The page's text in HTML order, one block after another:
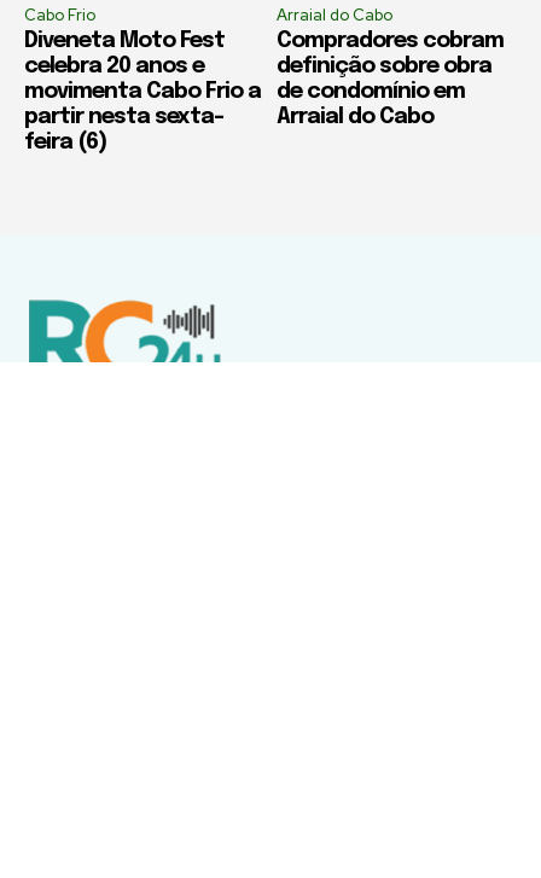
Cabo Frio
Diveneta Moto Fest
celebra 20 anos e
movimenta Cabo Frio a
partir nesta sexta-
feira (6)
Arraial do Cabo
Compradores cobram
definição sobre obra
de condomínio em
Arraial do Cabo